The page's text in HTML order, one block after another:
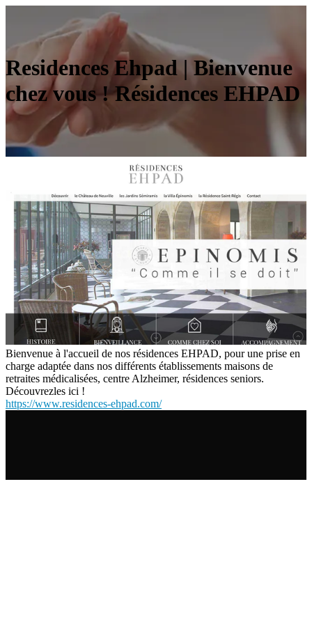
Residences Ehpad | Bienvenue
chez vous ! Résidences EHPAD
Bienvenue à l'accueil de nos résidences EHPAD, pour une prise en
charge adaptée dans nos différents établissements maisons de
retraites médicalisées, centre Alzheimer, résidences seniors.
Découvrezles ici !
https://www.residences-ehpad.com/